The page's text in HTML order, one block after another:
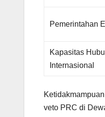
Pemerintahan
Kapasitas
Internasional
veto PRC di